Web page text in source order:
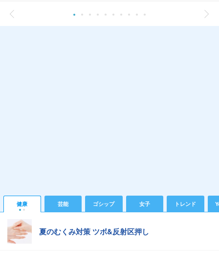
健康 芸能 ゴシップ 女子 トレンド
夏のむくみ対策 ツボ&反射区押し